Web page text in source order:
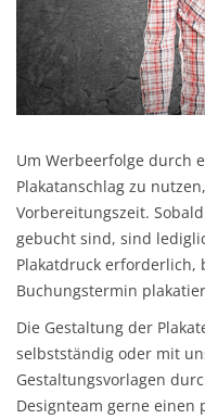
Um Werbeerfolge durch
Plakatanschlag zu
Vorbereitungszeit.
gebucht sind, sind
Plakatdruck erforderlich,
Buchungstermin
Die Gestaltung der
selbstständig oder mit
Gestaltungsvorlagen
Designteam gerne